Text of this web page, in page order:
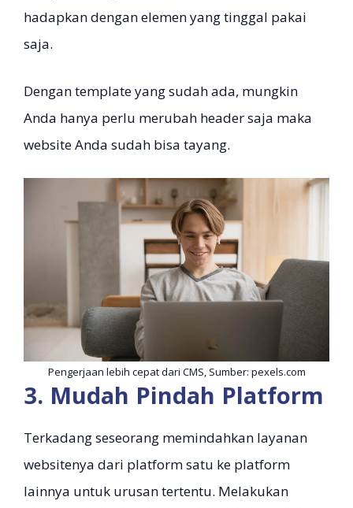
hadapkan dengan elemen yang tinggal pakai
saja.
Dengan template yang sudah ada, mungkin
Anda hanya perlu merubah header saja maka
website Anda sudah bisa tayang.
Pengerjaan lebih cepat dari CMS, Sumber: pexels.com
3. Mudah Pindah Platform
Terkadang seseorang memindahkan layanan
websitenya dari platform satu ke platform
lainnya untuk urusan tertentu. Melakukan